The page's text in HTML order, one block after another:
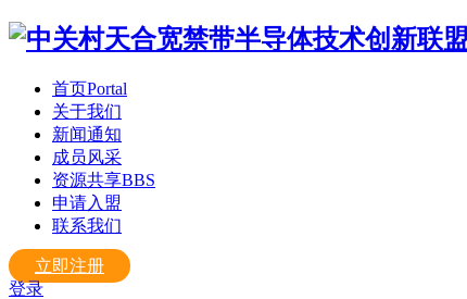
首页Portal
关于我们
新闻通知
成员风采
资源共享BBS
申请入盟
联系我们
立即注册
登录